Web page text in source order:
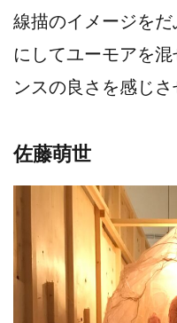
線描のイメージを
にしてユーモアを
ンスの良さを感じ
佐藤萌世